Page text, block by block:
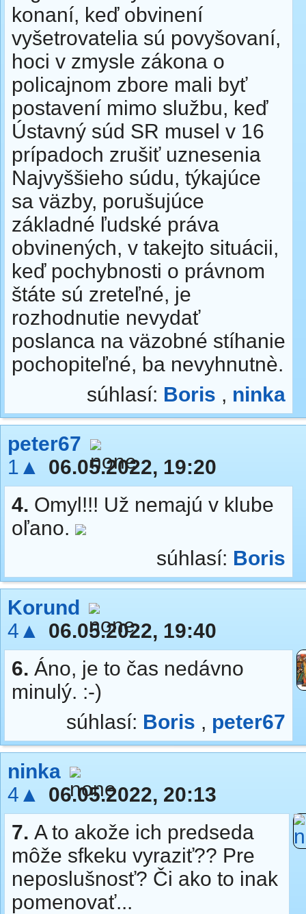
konaní, keď obvinení
vyšetrovatelia sú povyšovaní,
hoci v zmysle zákona o
policajnom zbore mali byť
postavení mimo službu, keď
Ústavný súd SR musel v 16
prípadoch zrušiť uznesenia
Najvyššieho súdu, týkajúce
sa väzby, porušujúce
základné ľudské práva
obvinených, v takejto situácii,
keď pochybnosti o právnom
štáte sú zreteľné, je
rozhodnutie nevydať
poslanca na väzobné stíhanie
pochopiteľné, ba nevyhnutnè.
súhlasí: Boris , ninka
peter67
1▲
06.05.2022, 19:20
4. Omyl!!! Už nemajú v klube
oľano.
súhlasí: Boris
Korund
4▲
06.05.2022, 19:40
6. Áno, je to čas nedávno
minulý. :-)
súhlasí: Boris , peter67
ninka
4▲
06.05.2022, 20:13
7. A to akože ich predseda
môže sfkeku vyraziť?? Pre
neposlušnosť? Či ako to inak
pomenovať...